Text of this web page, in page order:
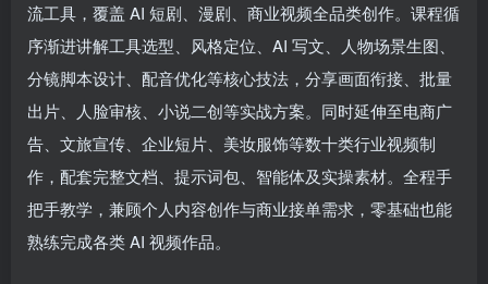
流工具，覆盖 AI 短剧、漫剧、商业视频全品类创作。课程循
序渐进讲解工具选型、风格定位、AI 写文、人物场景生图、
分镜脚本设计、配音优化等核心技法，分享画面衔接、批量
出片、人脸审核、小说二创等实战方案。同时延伸至电商广
告、文旅宣传、企业短片、美妆服饰等数十类行业视频制
作，配套完整文档、提示词包、智能体及实操素材。全程手
把手教学，兼顾个人内容创作与商业接单需求，零基础也能
熟练完成各类 AI 视频作品。